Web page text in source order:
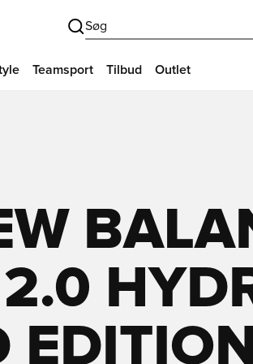
Søg
Teamsport Tilbud Outlet
EDITION